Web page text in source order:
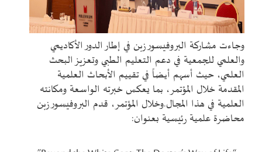
وجاءت مشاركة البروفيسور زبن في إطار الدور الأكاديمي
والعلمي للجمعية في دعم التعليم الطبي وتعزيز البحث
العلمي، حيث أسهم أيضاً في تقييم الأبحاث العلمية
المقدمة خلال المؤتمر، بما يعكس خبرته الواسعة ومكانته
العلمية في هذا المجال.وخلال المؤتمر، قدم البروفيسور زبن
محاضرة علمية رئيسية بعنوان: